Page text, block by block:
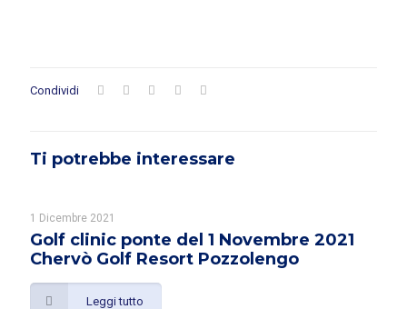
Condividi
Ti potrebbe interessare
1 Dicembre 2021
Golf clinic ponte del 1 Novembre 2021
Chervò Golf Resort Pozzolengo
Leggi tutto